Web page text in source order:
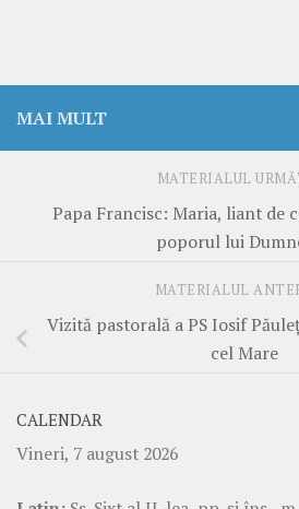
MAI MULT
MATERIALUL
Papa Francisc: Maria, liant de
poporul lui
MATERIALUL
Vizită pastorală a PS Iosif
cel Mare
CALENDAR
Vineri, 7 august 2026